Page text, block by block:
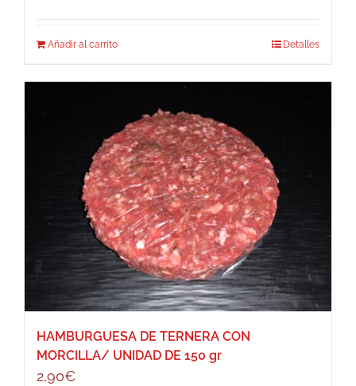
Añadir al carrito Detalles
HAMBURGUESA DE TERNERA CON
MORCILLA/ UNIDAD DE 150 gr
2,90€